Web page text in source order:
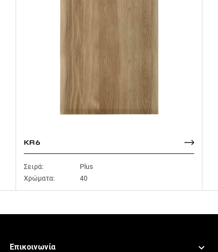
KR6
Σειρά:
Plus
Χρώματα:
40
Επικοινωνία